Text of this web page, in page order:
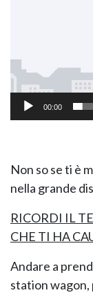
00:00
Non so se ti è
nella grande
RICORDI IL
CHE TI HA
Andare a
station wagon,